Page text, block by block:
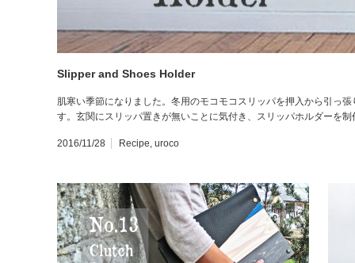
Slipper and Shoes Holder
肌寒い季節になりました。冬用のモコモコスリッパを押入から引っ
す。玄関にスリッパ置きが無いことに気付き、スリッパホルダーを
2016/11/28 Recipe, uroco